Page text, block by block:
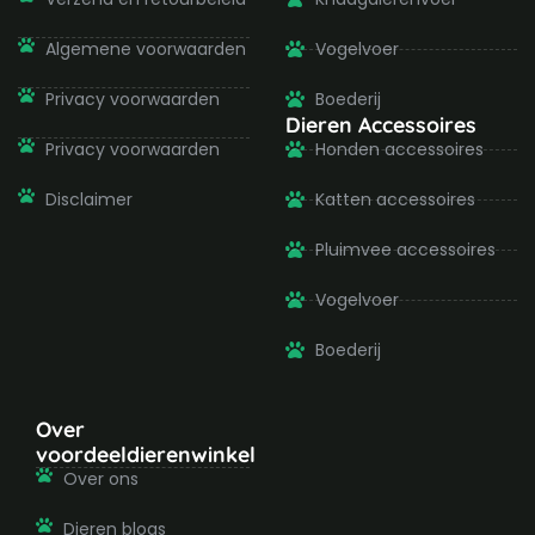
Algemene voorwaarden
Privacy voorwaarden
Privacy voorwaarden
Disclaimer
Vogelvoer
Boederij
Dieren Accessoires
Honden accessoires
Katten accessoires
Pluimvee accessoires
Vogelvoer
Boederij
Over
voordeeldierenwinkel
Over ons
Dieren blogs